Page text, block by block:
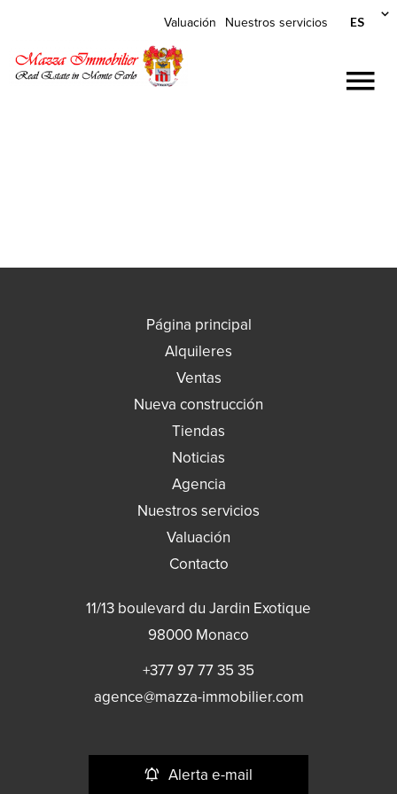
Valuación Nuestros servicios ES
Página principal
Alquileres
Ventas
Nueva construcción
Tiendas
Noticias
Agencia
Nuestros servicios
Valuación
Contacto
11/13 boulevard du Jardin Exotique
98000 Monaco
+377 97 77 35 35
agence@mazza-immobilier.com
Alerta e-mail